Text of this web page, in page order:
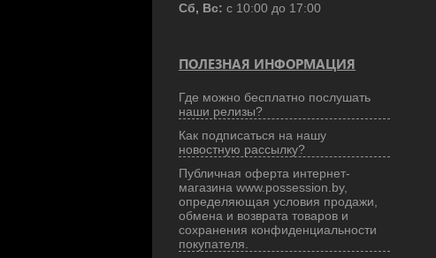
Сб, Вс: с 10:00 до 17:00
ПОЛЕЗНАЯ ИНФОРМАЦИЯ
Где можно бесплатно послушать
наши релизы?
Как подписаться на нашу
новостную рассылку?
Публичная оферта интернет-
магазина www.possession.by,
определяющая условия продажи,
обмена и возврата товаров и
сохранения конфиденциальности
покупателя.